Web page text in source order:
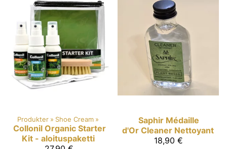
Produkter ‪» Shoe Cream ‪»
Collonil Organic Starter
Kit - aloituspaketti
Saphir Médaille
d'Or Cleaner Nettoyant
18,90 €